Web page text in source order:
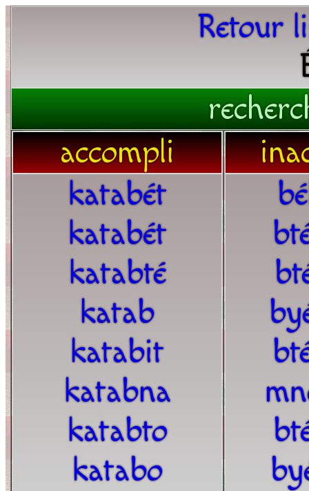
Retour
accompli
katabét
katabét
katabté
katab
katabit
katabna
katabto
katabo